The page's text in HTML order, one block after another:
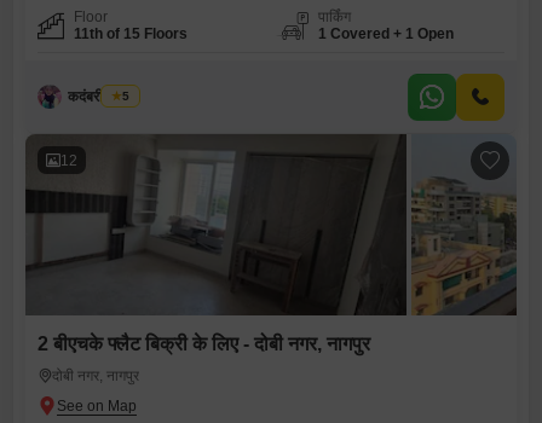
Floor
11th of 15 Floors
पार्किंग
1 Covered + 1 Open
कदंबरी मेश्राम
5
12
2 बीएचके फ्लैट बिक्री के लिए - दोबी नगर, नागपुर
दोबी नगर, नागपुर